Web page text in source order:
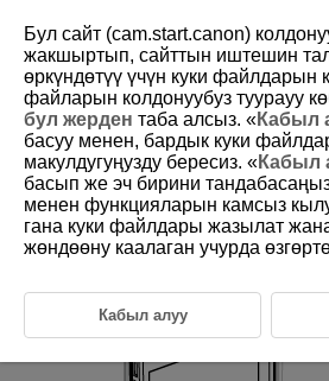
D388-019
Using the Screen
You can change the direction and angle of
Бул сайт (cam.start.canon)
жакшыртып, сайттын иштешин
өркүндөтүү үчүн куки файлдарын
файларын колдонуубуз туурауу
бул жерден таба алсыз. «Кабыл
басуу менен, бардык куки
макулдугуңузду бересиз. «Кабыл
басып же эч бирини
менен функцияларын камсыз
гана куки файлдары жазылат
жөндөөну каалаган учурда
Кабыл алуу